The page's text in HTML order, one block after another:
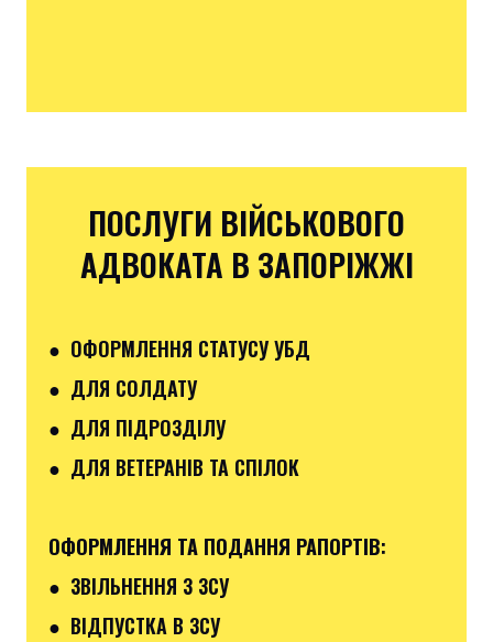
ПОСЛУГИ ВІЙСЬКОВОГО
АДВОКАТА В ЗАПОРІЖЖІ
● ОФОРМЛЕННЯ СТАТУСУ УБД
● ДЛЯ СОЛДАТУ
● ДЛЯ ПІДРОЗДІЛУ
● ДЛЯ ВЕТЕРАНІВ ТА СПІЛОК
ОФОРМЛЕННЯ ТА ПОДАННЯ РАПОРТІВ:
● ЗВІЛЬНЕННЯ З ЗСУ
● ВІДПУСТКА В ЗСУ